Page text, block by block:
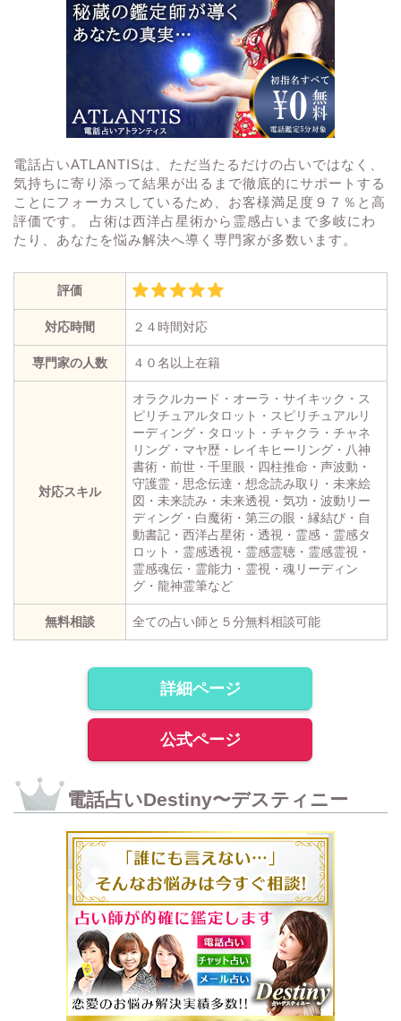
電話占いATLANTISは、ただ当たるだけの占いではなく、
気持ちに寄り添って結果が出るまで徹底的にサポートする
ことにフォーカスしているため、お客様満足度９７％と高
評価です。 占術は西洋占星術から霊感占いまで多岐にわ
たり、あなたを悩み解決へ導く専門家が多数います。
評価
対応時間 ２４時間対応
専門家の人数 ４０名以上在籍
対応スキル
オラクルカード・オーラ・サイキック・ス
ピリチュアルタロット・スピリチュアルリ
ーディング・タロット・チャクラ・チャネ
リング・マヤ歴・レイキヒーリング・八神
書術・前世・千里眼・四柱推命・声波動・
守護霊・思念伝達・想念読み取り・未来絵
図・未来読み・未来透視・気功・波動リー
ディング・白魔術・第三の眼・縁結び・自
動書記・西洋占星術・透視・霊感・霊感タ
ロット・霊感透視・霊感霊聴・霊感霊視・
霊感魂伝・霊能力・霊視・魂リーディン
グ・龍神霊筆など
無料相談 全ての占い師と５分無料相談可能
詳細ページ
公式ページ
電話占いDestiny〜デスティニー